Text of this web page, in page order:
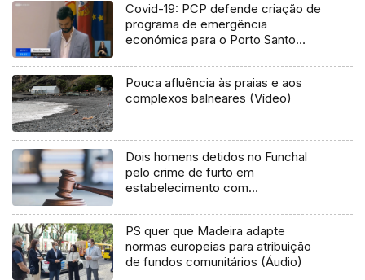
Covid-19: PCP defende criação de
programa de emergência
económica para o Porto Santo
Pouca afluência às praias e aos
complexos balneares (Vídeo)
Dois homens detidos no Funchal
pelo crime de furto em
estabelecimento com
PS quer que Madeira adapte
normas europeias para atribuição
de fundos comunitários (Áudio)